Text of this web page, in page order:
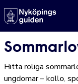
Hitta roliga
ungdomar – kollo,